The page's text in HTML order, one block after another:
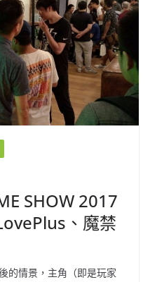
SHOW 2017
、魔禁
的情景，主角（即是玩家